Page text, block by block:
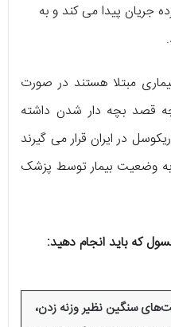
جریان پیدا می کند و به
مبتلا هستند در صورت
قصد بچه دار شدن داشته
در ایران قرار می گیرند
به وضعیت بیمار توسط پزشک
که باید انجام دهید:
سنگین نظیر وزنه زدن،